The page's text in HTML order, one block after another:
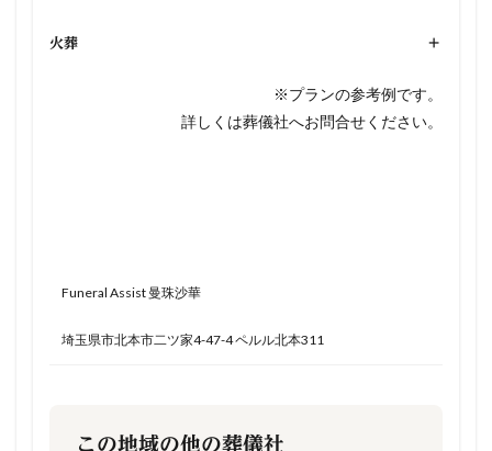
火葬 +
※プランの参考例です。
詳しくは葬儀社へお問合せください。
Funeral Assist 曼珠沙華
埼玉県市北本市二ツ家4-47-4 ペルル北本311
この地域の他の葬儀社